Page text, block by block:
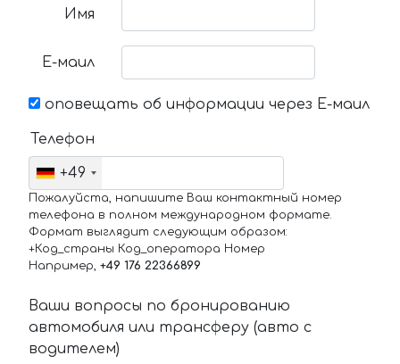
Имя
Е-маил
оповещать об информации через Е-маил
Телефон
+49
Пожалуйста, напишите Ваш контактный номер
телефона в полном международном формате.
Формат выглядит следующим образом:
+Код_страны Код_оператора Номер
Например, +49 176 22366899
Ваши вопросы по бронированию
автомобиля или трансферу (авто с
водителем)